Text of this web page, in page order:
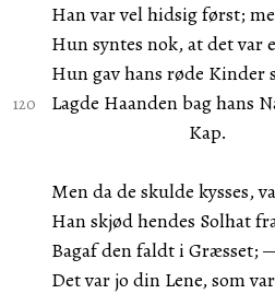
Han var vel hidsig først;
Hun syntes nok, at det var
Hun gav hans røde Kinder
Lagde Haanden bag hans
Kap.
Men da de skulde kysses,
Han skjød hendes Solhat
Bagaf den faldt i Græsset;
Det var jo din Lene, som